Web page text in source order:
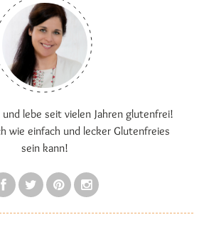
und lebe seit vielen Jahren glutenfrei!
wie einfach und lecker Glutenfreies
sein kann!